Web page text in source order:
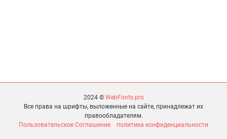
2024 © WebFonts.pro
Все права на шрифты, выложенные на сайте, принадлежат их
правообладателям.
Пользовательское Соглашение
политика конфиденциальности